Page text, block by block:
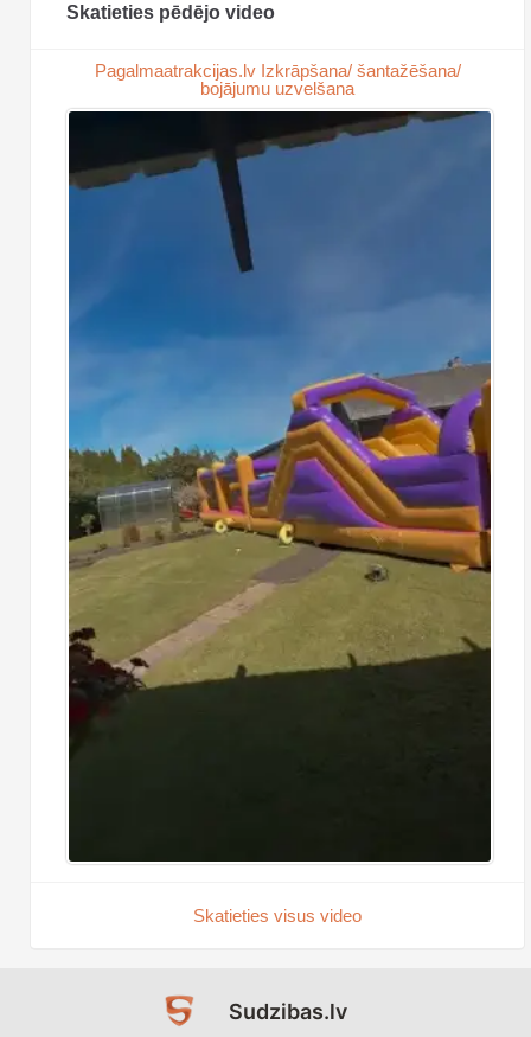
Skatieties pēdējo video
Pagalmaatrakcijas.lv Izkrāpšana/ šantažēšana/
bojājumu uzvelšana
Skatieties visus video
Sudzibas.lv